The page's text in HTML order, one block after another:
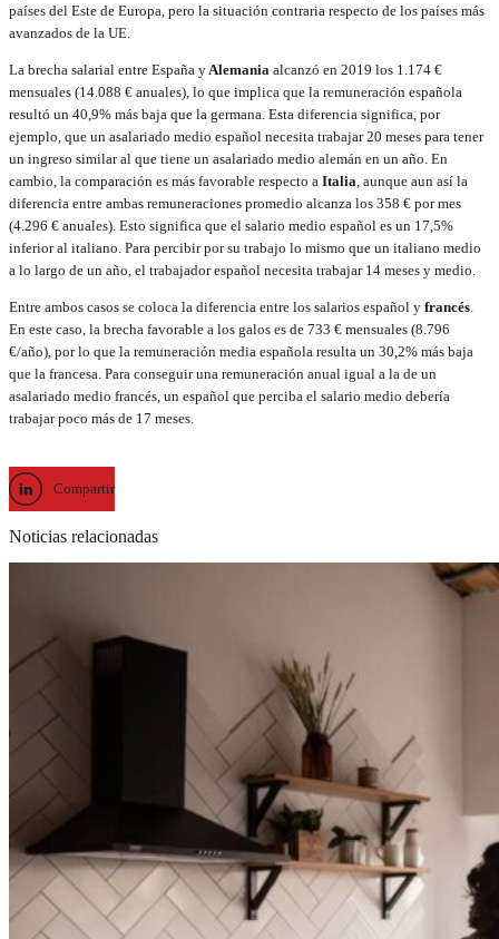
países del Este de Europa, pero la situación contraria respecto de los países más
avanzados de la UE.
La brecha salarial entre España y Alemania alcanzó en 2019 los 1.174 €
mensuales (14.088 € anuales), lo que implica que la remuneración española
resultó un 40,9% más baja que la germana. Esta diferencia significa, por
ejemplo, que un asalariado medio español necesita trabajar 20 meses para tener
un ingreso similar al que tiene un asalariado medio alemán en un año. En
cambio, la comparación es más favorable respecto a Italia , aunque aun así la
diferencia entre ambas remuneraciones promedio alcanza los 358 € por mes
(4.296 € anuales). Esto significa que el salario medio español es un 17,5%
inferior al italiano. Para percibir por su trabajo lo mismo que un italiano medio
a lo largo de un año, el trabajador español necesita trabajar 14 meses y medio.
Entre ambos casos se coloca la diferencia entre los salarios español y francés
En este caso, la brecha favorable a los galos es de 733 € mensuales (8.796
€/año), por lo que la remuneración media española resulta un 30,2% más baja
que la francesa. Para conseguir una remuneración anual igual a la de un
asalariado medio francés, un español que perciba el salario medio debería
trabajar poco más de 17 meses.
Compartir
Noticias relacionadas